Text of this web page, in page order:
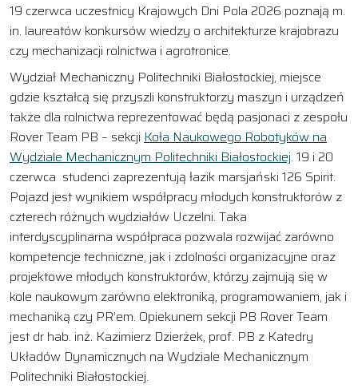
19 czerwca uczestnicy Krajowych Dni Pola 2026 poznają m.
in. laureatów konkursów wiedzy o architekturze krajobrazu
czy mechanizacji rolnictwa i agrotronice.
Wydział Mechaniczny Politechniki Białostockiej, miejsce
gdzie kształcą się przyszli konstruktorzy maszyn i urządzeń
także dla rolnictwa reprezentować będą pasjonaci z zespołu
Rover Team PB – sekcji Koła Naukowego Robotyków na
Wydziale Mechanicznym Politechniki Białostockiej. 19 i 20
czerwca studenci zaprezentują łazik marsjański 126 Spirit.
Pojazd jest wynikiem współpracy młodych konstruktorów z
czterech różnych wydziałów Uczelni. Taka
interdyscyplinarna współpraca pozwala rozwijać zarówno
kompetencje techniczne, jak i zdolności organizacyjne oraz
projektowe młodych konstruktorów, którzy zajmują się w
kole naukowym zarówno elektroniką, programowaniem, jak i
mechaniką czy PR’em. Opiekunem sekcji PB Rover Team
jest dr hab. inż. Kazimierz Dzierżek, prof. PB z Katedry
Układów Dynamicznych na Wydziale Mechanicznym
Politechniki Białostockiej.